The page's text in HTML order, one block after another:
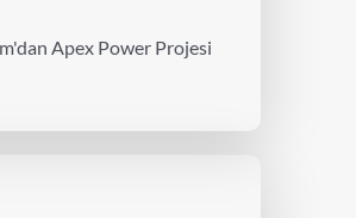
Apex Power Projesi